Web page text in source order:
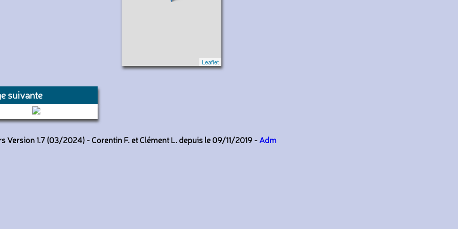
Leaflet
suivante
9618 (RATP)
Version 1.7 (03/2024) - Corentin F. et Clément L. depuis le 09/11/2019 -Adm